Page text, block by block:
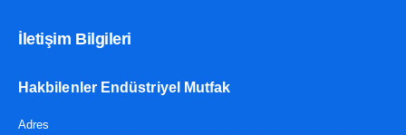
İletişim Bilgileri
Hakbilenler Endüstriyel Mutfak
Adres